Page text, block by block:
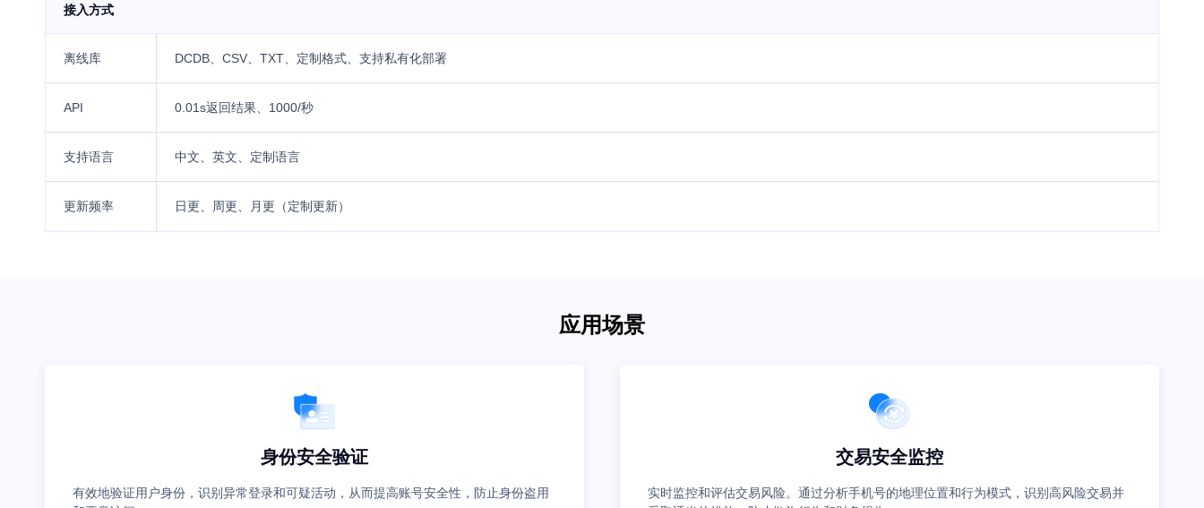
接入方式
离线库 DCDB、CSV、TXT、定制格式、支持私有化部署
API 0.01s返回结果、1000/秒
支持语言 中文、英文、定制语言
更新频率 日更、周更、月更（定制更新）
应用场景
身份安全验证
有效地验证用户身份，识别异常登录和可疑活动，从而提高账号安全性，防止身份盗用
交易安全监控
实时监控和评估交易风险。通过分析手机号的地理位置和行为模式，识别高风险交易并